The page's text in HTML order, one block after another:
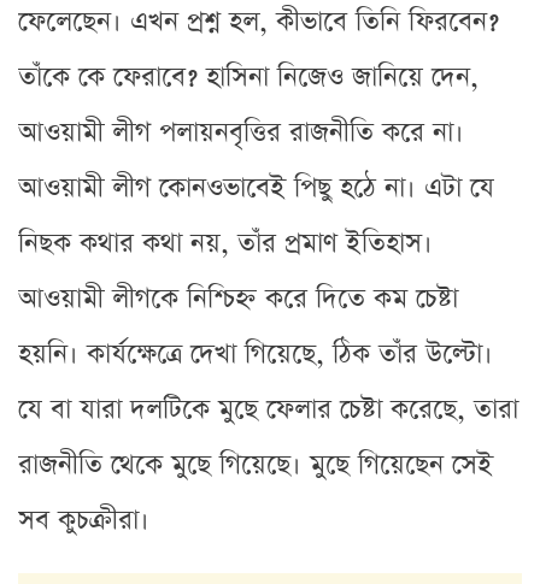
ফেলেছেন। এখন প্রশ্ন হল, কীভাবে তিনি ফিরবেন?
তাঁকে কে ফেরাবে? হাসিনা নিজেও জানিয়ে দেন,
আওয়ামী লীগ পলায়নবৃত্তির রাজনীতি করে না।
আওয়ামী লীগ কোনওভাবেই পিছু হঠে না। এটা যে
নিছক কথার কথা নয়, তাঁর প্রমাণ ইতিহাস।
আওয়ামী লীগকে নিশ্চিহ্ন করে দিতে কম চেষ্টা
হয়নি। কার্যক্ষেত্রে দেখা গিয়েছে, ঠিক তাঁর উল্টো।
যে বা যারা দলটিকে মুছে ফেলার চেষ্টা করেছে, তারা
রাজনীতি থেকে মুছে গিয়েছে। মুছে গিয়েছেন সেই
সব কুচক্রীরা।